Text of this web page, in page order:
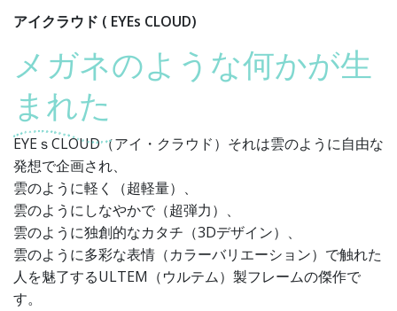
アイクラウド ( EYEs CLOUD)
メガネのような何かが生
まれた
EYEｓCLOUD（アイ・クラウド）それは雲のように自由な
発想で企画され、
雲のように軽く（超軽量）、
雲のようにしなやかで（超弾力）、
雲のように独創的なカタチ（3Dデザイン）、
雲のように多彩な表情（カラーバリエーション）で触れた
人を魅了するULTEM（ウルテム）製フレームの傑作で
す。